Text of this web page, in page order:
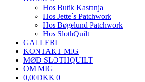
Hos Butik Kastanja
Hos Jette´s Patchwork
Hos Bøgelund Patchwork
Hos SlothQuilt
GALLERI
KONTAKT MIG
MØD SLOTHQUILT
OM MIG
0,00DKK 0